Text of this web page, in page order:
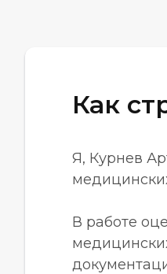
Как
Я, Курнев
В работе